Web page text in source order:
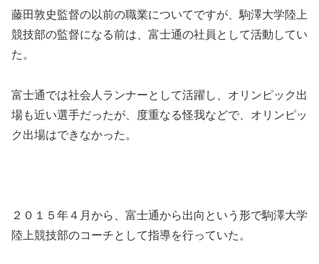
藤田敦史監督の以前の職業についてですが、駒澤大学陸上
競技部の監督になる前は、富士通の社員として活動してい
た。
富士通では社会人ランナーとして活躍し、オリンピック出
場も近い選手だったが、度重なる怪我などで、オリンピッ
ク出場はできなかった。
２０１５年４月から、富士通から出向という形で駒澤大学
陸上競技部のコーチとして指導を行っていた。